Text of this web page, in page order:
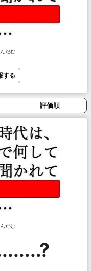
んだむ
する
評価順
んだむ